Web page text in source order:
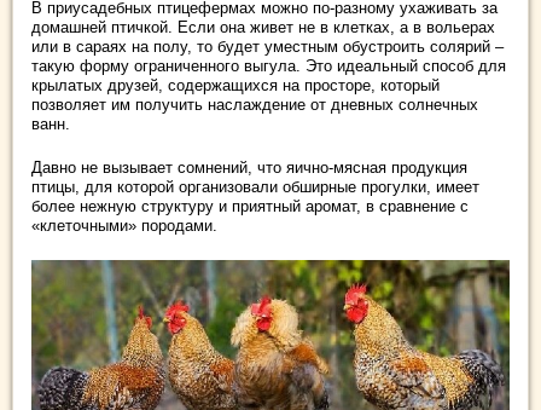
В приусадебных птицефермах можно по-разному ухаживать за
домашней птичкой. Если она живет не в клетках, а в вольерах
или в сараях на полу, то будет уместным обустроить солярий –
такую форму ограниченного выгула. Это идеальный способ для
крылатых друзей, содержащихся на просторе, который
позволяет им получить наслаждение от дневных солнечных
ванн.
Давно не вызывает сомнений, что яично-мясная продукция
птицы, для которой организовали обширные прогулки, имеет
более нежную структуру и приятный аромат, в сравнение с
«клеточными» породами.